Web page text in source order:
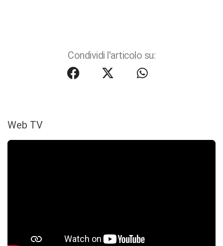
Condividi l'articolo su:
Web TV